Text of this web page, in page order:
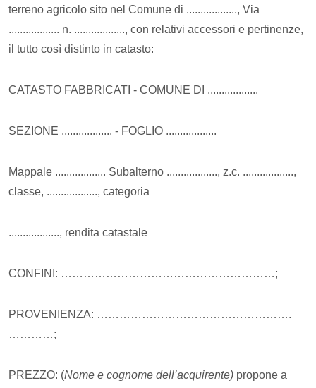
terreno agricolo sito nel Comune di .................., Via
.................. n. .................., con relativi accessori e pertinenze,
il tutto così distinto in catasto:
CATASTO FABBRICATI - COMUNE DI ..................
SEZIONE .................. - FOGLIO ..................
Mappale .................. Subalterno .................., z.c. ..................,
classe, .................., categoria
.................., rendita catastale
CONFINI: …………………………………………………;
PROVENIENZA: …………………………………………….
…………;
PREZZO: (Nome e cognome dell’acquirente) propone a